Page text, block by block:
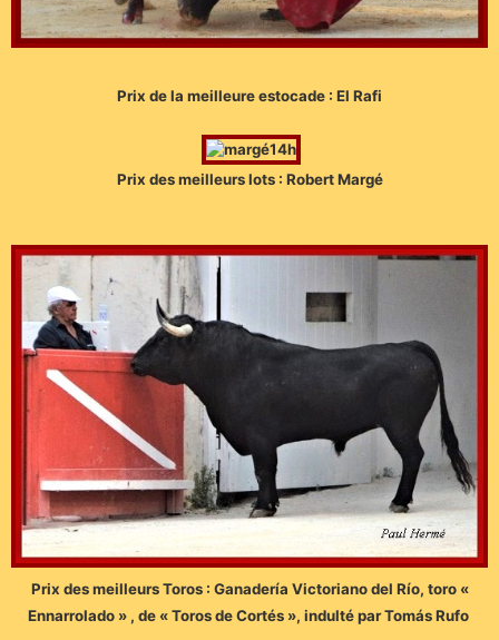
Prix de la meilleure estocade : El Rafi
Prix des meilleurs lots : Robert Margé
Prix des meilleurs Toros : Ganadería Victoriano del Río, toro «
Ennarrolado » , de « Toros de Cortés », indulté par Tomás Rufo